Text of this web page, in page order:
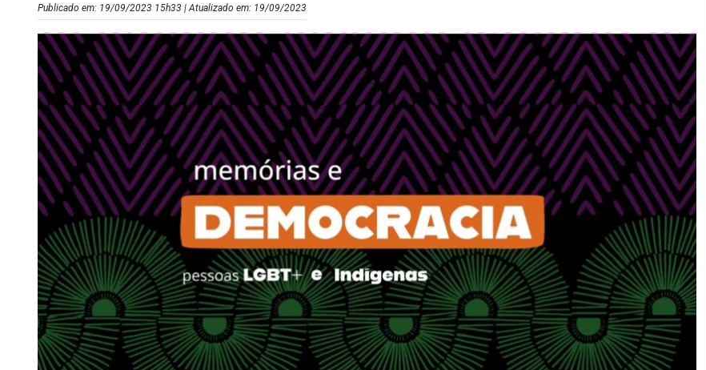
Publicado em: 19/09/2023 15h33 | Atualizado em: 19/09/2023